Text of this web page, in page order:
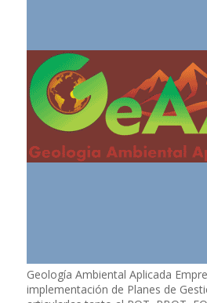
Geología Ambiental Aplicada
implementación de Planes de